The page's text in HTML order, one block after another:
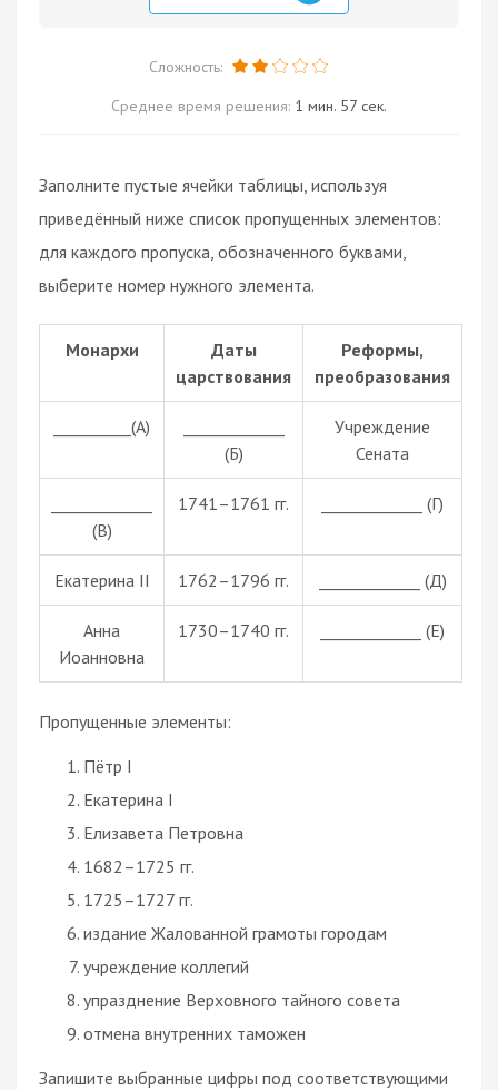
Сложность:
Среднее время решения: 1 мин. 57 сек.
Заполните пустые ячейки таблицы, используя
приведённый ниже список пропущенных элементов:
для каждого пропуска, обозначенного буквами,
выберите номер нужного элемента.
Монархи
Даты
царствования
Реформы,
преобразования
__________(А)
(Б)
Учреждение
Сената
(В)
1741–1761 гг. _____________ (Г)
Екатерина II 1762–1796 гг. _____________ (Д)
Анна
Иоанновна
1730–1740 гг. _____________ (Е)
Пропущенные элементы:
Пётр I
Екатерина I
Елизавета Петровна
1682–1725 гг.
1725–1727 гг.
издание Жалованной грамоты городам
учреждение коллегий
упразднение Верховного тайного совета
отмена внутренних таможен
Запишите выбранные цифры под соответствующими